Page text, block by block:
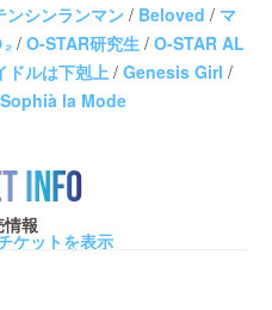
ンシンランマン / Beloved / マ
₂/ O-STAR研究生 / O-STAR AL
ドルは下剋上 / Genesis Girl /
Sophià la Mode
INFO
報
ケットを表示